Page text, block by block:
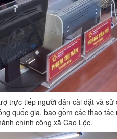
trực tiếp người dân cài đặt và
quốc gia, bao gồm các thao
chính công xã Cao Lộc.